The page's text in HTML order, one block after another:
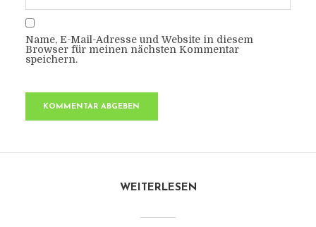
Name, E-Mail-Adresse und Website in diesem
Browser für meinen nächsten Kommentar
speichern.
WEITERLESEN